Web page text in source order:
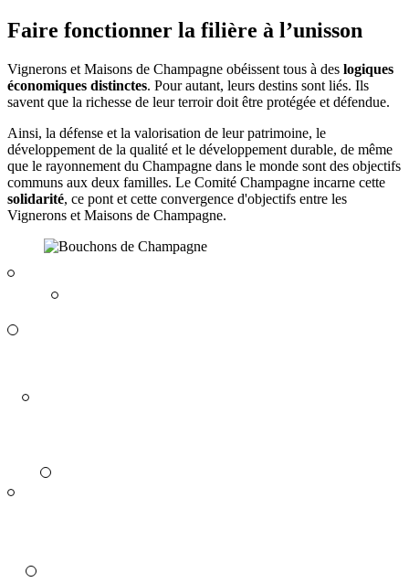
Faire fonctionner la filière à l’unisson
Vignerons et Maisons de Champagne obéissent tous à des logiques
économiques distinctes. Pour autant, leurs destins sont liés. Ils
savent que la richesse de leurterroirdoit être protégée et défendue.
Ainsi, la défense et la valorisation de leur patrimoine, le
développement de la qualité et le développement durable, de même
que le rayonnement du Champagne dans le monde sont des objectifs
communs aux deux familles. Le Comité Champagne incarne cette
solidarité, ce pont et cette convergence d'objectifs entre les
Vignerons et Maisons de Champagne.